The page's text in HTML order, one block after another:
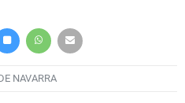
NAVARRA